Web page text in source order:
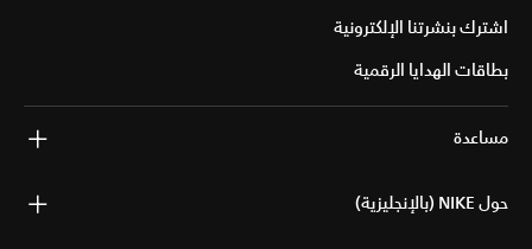
اشترك بنشرتنا الإلكترونية
بطاقات الهدايا الرقمية
مساعدة
حول NIKE (بالإنجليزية)